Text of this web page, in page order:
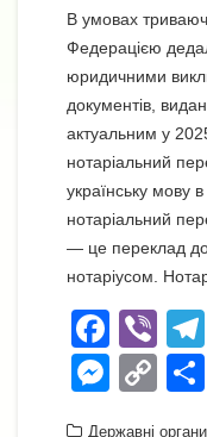
В умовах
Федерацією
юридичними
документів,
актуальним у
нотаріальний
українську мову
нотаріальний
— це переклад
нотаріусом.
F
a
c
Vi
b
er
M
C
Державні